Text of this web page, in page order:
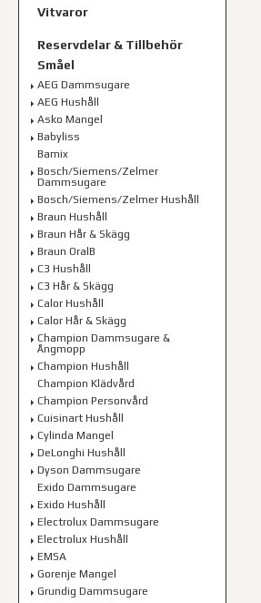
Vitvaror
Reservdelar & Tillbehör
Småel
AEG Dammsugare
AEG Hushåll
Asko Mangel
Babyliss
Bamix
Bosch/Siemens/Zelmer
Dammsugare
Bosch/Siemens/Zelmer Hushåll
Braun Hushåll
Braun Hår & Skägg
Braun OralB
C3 Hushåll
C3 Hår & Skägg
Calor Hushåll
Calor Hår & Skägg
Champion Dammsugare &
Ångmopp
Champion Hushåll
Champion Klädvård
Champion Personvård
Cuisinart Hushåll
Cylinda Mangel
DeLonghi Hushåll
Dyson Dammsugare
Exido Dammsugare
Exido Hushåll
Electrolux Dammsugare
Electrolux Hushåll
EMSA
Gorenje Mangel
Grundig Dammsugare